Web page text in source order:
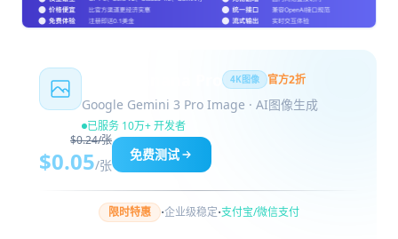
4K图像 官方2折
Google Gemini 3 Pro Image · AI图像生成
已服务 10万+ 开发者
$0.24/张
$0.05/张
免费测试
限时特惠 ·企业级稳定·支付宝/微信支付